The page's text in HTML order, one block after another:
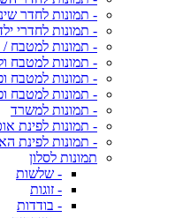
- תמונות לחדר
- תמונות לחדרי
- תמונות למטבח /
- תמונות למטבח
- תמונות למטבח
- תמונות למטבח
- תמונות למשרד
- תמונות לפינת
- תמונות לפינת
תמונות לסלון
- שלשות
- זוגות
- בודדות